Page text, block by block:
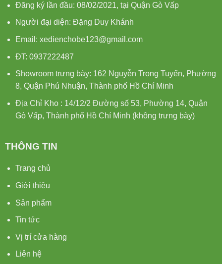
Đăng ký lần đầu: 08/02/2021, tại Quận Gò Vấp
Người đại diện: Đặng Duy Khánh
Email: xedienchobe123@gmail.com
ĐT: 0937222487
Showroom trưng bày: 162 Nguyễn Trọng Tuyển, Phường
8, Quận Phú Nhuận, Thành phố Hồ Chí Minh
Địa Chỉ Kho : 14/12/2 Đường số 53, Phường 14, Quận
Gò Vấp, Thành phố Hồ Chí Minh (không trưng bày)
THÔNG TIN
Trang chủ
Giới thiệu
Sản phẩm
Tin tức
Vị trí cửa hàng
Liên hệ